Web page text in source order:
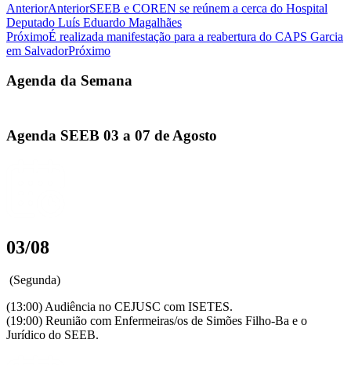
AnteriorAnteriorSEEB e COREN se reúnem a cerca do Hospital
Deputado Luís Eduardo Magalhães
PróximoÉ realizada manifestação para a reabertura do CAPS Garcia
em SalvadorPróximo
Agenda da Semana
Agenda SEEB 03 a 07 de Agosto
03/08
(Segunda)
(13:00) Audiência no CEJUSC com ISETES.
(19:00) Reunião com Enfermeiras/os de Simões Filho-Ba e o
Jurídico do SEEB.